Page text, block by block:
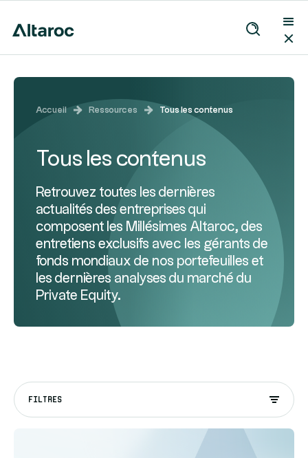
Accueil Ressources Tous les contenus
Tous les contenus
Retrouvez toutes les dernières
actualités des entreprises qui
composent les Millésimes Altaroc, des
entretiens exclusifs avec les gérants de
fonds mondiaux de nos portefeuilles et
les dernières analyses du marché du
Private Equity.
FILTRES